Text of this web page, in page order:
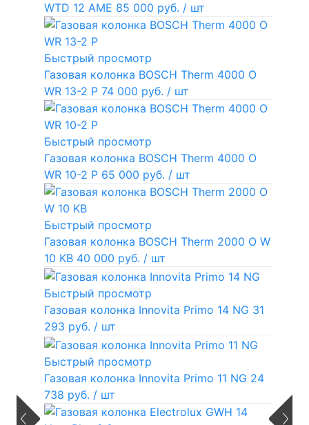
WTD 12 AME 85 000 руб. / шт
Быстрый просмотр
Газовая колонка BOSCH Therm 4000 O
WR 13-2 P 74 000 руб. / шт
Быстрый просмотр
Газовая колонка BOSCH Therm 4000 O
WR 10-2 P 65 000 руб. / шт
Быстрый просмотр
Газовая колонка BOSCH Therm 2000 O W
10 KB 40 000 руб. / шт
Быстрый просмотр
Газовая колонка Innovita Primo 14 NG 31
293 руб. / шт
Быстрый просмотр
Газовая колонка Innovita Primo 11 NG 24
738 руб. / шт